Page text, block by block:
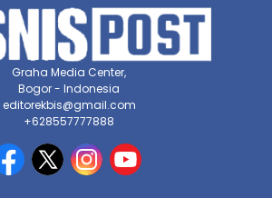
Graha Media Center,
Bogor - Indonesia
editorekbis@gmail.com
+628557777888